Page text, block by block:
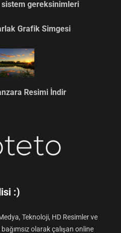
sistem gereksinimleri
Grafik Simgesi
Resimi İndir
:)
Teknoloji, HD Resimler ve
olarak çalışan online